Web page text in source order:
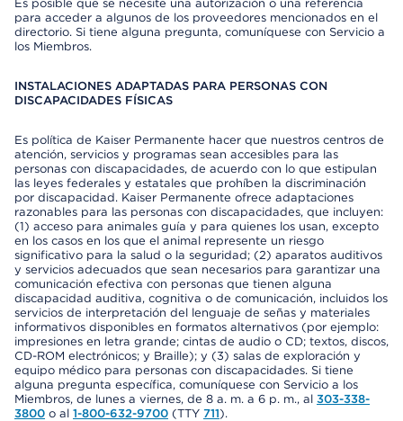
Es posible que se necesite una autorización o una referencia
para acceder a algunos de los proveedores mencionados en el
directorio. Si tiene alguna pregunta, comuníquese con Servicio a
los Miembros.
INSTALACIONES ADAPTADAS PARA PERSONAS CON
DISCAPACIDADES FÍSICAS
Es política de Kaiser Permanente hacer que nuestros centros de
atención, servicios y programas sean accesibles para las
personas con discapacidades, de acuerdo con lo que estipulan
las leyes federales y estatales que prohíben la discriminación
por discapacidad. Kaiser Permanente ofrece adaptaciones
razonables para las personas con discapacidades, que incluyen:
(1) acceso para animales guía y para quienes los usan, excepto
en los casos en los que el animal represente un riesgo
significativo para la salud o la seguridad; (2) aparatos auditivos
y servicios adecuados que sean necesarios para garantizar una
comunicación efectiva con personas que tienen alguna
discapacidad auditiva, cognitiva o de comunicación, incluidos los
servicios de interpretación del lenguaje de señas y materiales
informativos disponibles en formatos alternativos (por ejemplo:
impresiones en letra grande; cintas de audio o CD; textos, discos,
CD-ROM electrónicos; y Braille); y (3) salas de exploración y
equipo médico para personas con discapacidades. Si tiene
alguna pregunta específica, comuníquese con Servicio a los
Miembros, de lunes a viernes, de 8 a. m. a 6 p. m., al 303-338-
3800 o al 1-800-632-9700 (TTY 711).